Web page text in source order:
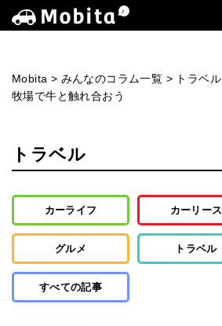
Mobita > みんなのコラム一覧 > トラベル
牧場で牛と触れ合おう
トラベル
カーライフ カーリース
グルメ トラベル
すべての記事